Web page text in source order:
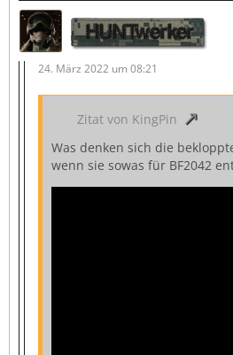
HUNTwerker
24. März 2022 um 08:21
Zitat von KingPin
Was denken sich die
wenn sie sowas für BF2042